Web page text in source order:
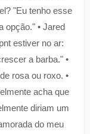
"Eu tenho esse
opção." • Jared
estiver no ar:
a barba." •
rosa ou roxo. •
acha que
diriam um
do meu